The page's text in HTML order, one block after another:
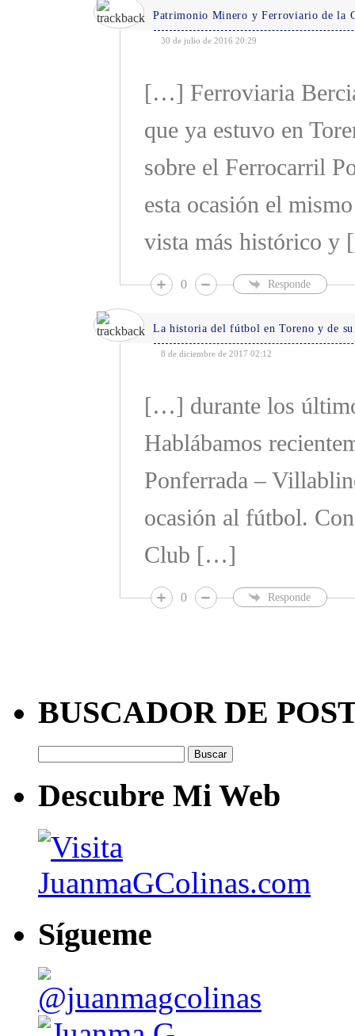
Patrimonio Minero y Ferroviario de la
30 de julio de 2016 20:29
[…] Ferroviaria
que ya estuvo en
sobre el Ferrocarril
esta ocasión el
vista más histórico
0 Responde
La historia del fútbol en Toreno y de
8 de diciembre de 2017 02:12
[…] durante los
Hablábamos
Ponferrada –
ocasión al fútbol.
Club […]
0 Responde
BUSCADOR DE
Descubre Mi Web
Sígueme